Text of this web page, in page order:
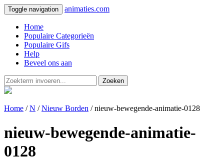
Toggle navigation animaties.com
Home
Populaire Categorieën
Populaire Gifs
Help
Beveel ons aan
Zoeken
Home /N /Nieuw Borden / nieuw-bewegende-animatie-0128
nieuw-bewegende-animatie-
0128